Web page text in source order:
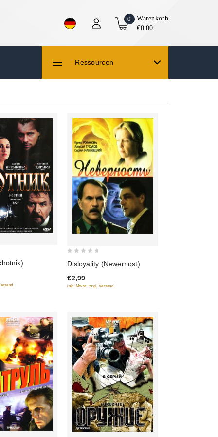
0
Warenkorb
€0,00
Ressourcen
of
5
Disloyality (Newernost)
€2,99
inkl. Mwst., zzgl. Versand